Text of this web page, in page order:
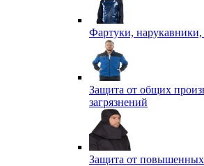
Фартуки,
Защита от общих
загрязнений
Защита от повышенных